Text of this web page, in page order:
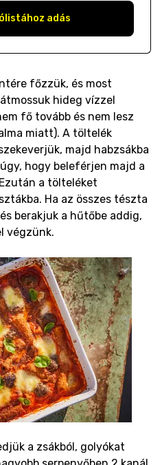
adás
főzzük, és most
hideg vízzel
fő tovább és nem lesz
miatt). A töltelék
majd habzsákba
hogy beleférjen majd a
a tölteléket
Ha az összes tészta
berakjuk a hűtőbe addig,
végzünk.
a zsákból, golyókat